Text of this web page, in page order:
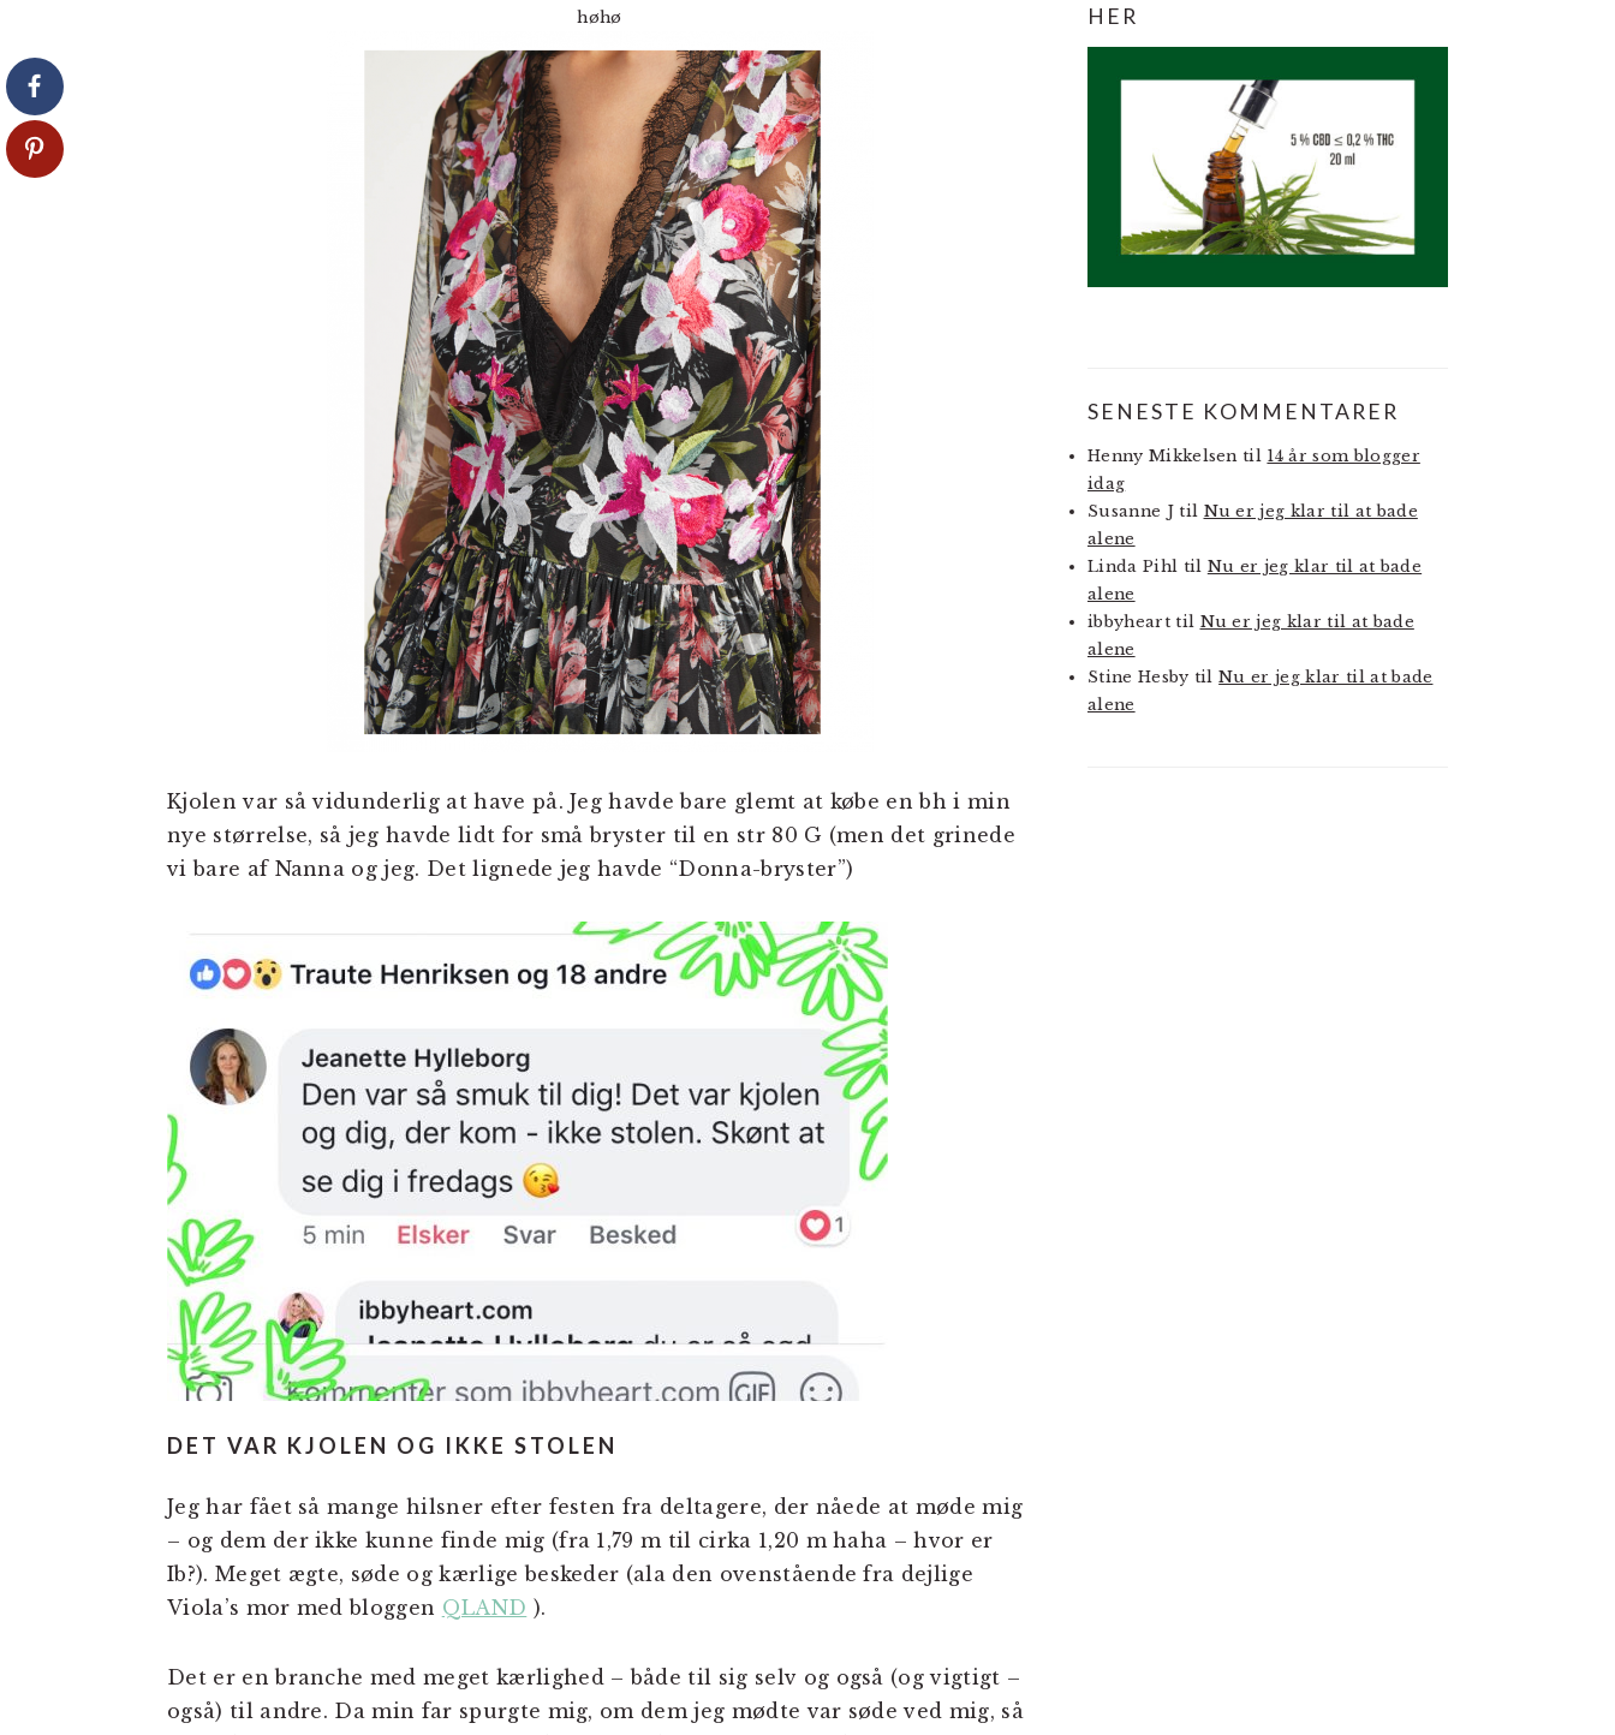
høhø
Kjolen var så vidunderlig at have på. Jeg havde bare glemt at købe en bh i min
nye størrelse, så jeg havde lidt for små bryster til en str 80 G (men det grinede
vi bare af Nanna og jeg. Det lignede jeg havde “Donna-bryster”)
DET VAR KJOLEN OG IKKE STOLEN
Jeg har fået så mange hilsner efter festen fra deltagere, der nåede at møde mig
– og dem der ikke kunne finde mig (fra 1,79 m til cirka 1,20 m haha – hvor er
Ib?). Meget ægte, søde og kærlige beskeder (ala den ovenstående fra dejlige
Viola’s mor med bloggen QLAND ).
Det er en branche med meget kærlighed – både til sig selv og også (og vigtigt –
også) til andre. Da min far spurgte mig, om dem jeg mødte var søde ved mig, så
HER
SENESTE KOMMENTARER
Henny Mikkelsen til 14 år som blogger
idag
Susanne Jtil Nu er jeg klar til at bade
alene
Linda Pihl til Nu er jeg klar til at bade
alene
ibbyhearttil Nu er jeg klar til at bade
alene
Stine Hesby tilNu er jeg klar til at bade
alene